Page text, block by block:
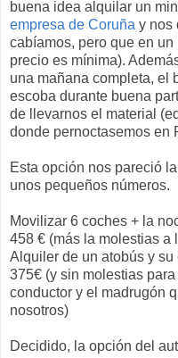
buena idea alquilar un
empresa de Coruña y nos
cabíamos, pero que en
precio es mínima).
una mañana completa, el
escoba durante buena
de llevarnos el material
donde pernoctasemos en
Esta opción nos pareció
unos pequeños números.
Movilizar 6 coches + la
458 € (más la molestias a
Alquiler de un atobús y
375€ (y sin molestias
conductor y el madrugón
nosotros)
Decidido, la opción del